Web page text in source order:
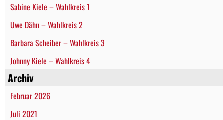
Sabine Kiele – Wahlkreis 1
Uwe Dähn – Wahlkreis 2
Barbara Scheiber – Wahlkreis 3
Johnny Kiele – Wahlkreis 4
Archiv
Februar 2026
Juli 2021